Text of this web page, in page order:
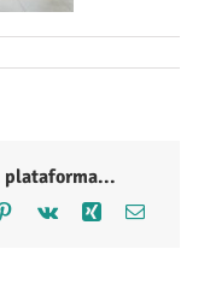
plataforma...
Pinterest
Vk Xing Correo